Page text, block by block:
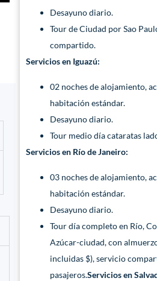
Desayuno diario.
Tour de Ciudad por Sao
compartido.
Servicios en Iguazú:
02 noches de alojamiento,
habitación estándar.
Desayuno diario.
Tour medio día cataratas
Servicios en Río de Janeiro:
03 noches de alojamiento,
habitación estándar.
Desayuno diario.
Tour día completo en Río,
Azúcar-ciudad, con
incluidas $), servicio
pasajeros.Servicios en